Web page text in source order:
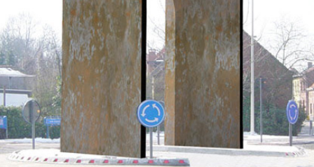
Kunstwerk voor rond punt
2004